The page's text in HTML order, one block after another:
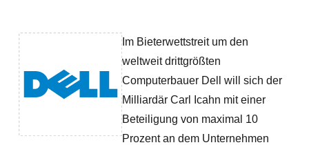
Im Bieterwettstreit um den
weltweit drittgrößten
Computerbauer Dell will sich der
Milliardär Carl Icahn mit einer
Beteiligung von maximal 10
Prozent an dem Unternehmen